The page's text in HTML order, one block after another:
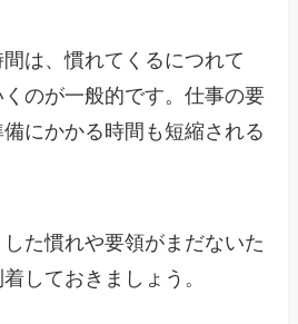
は、慣れてくるにつれて
のが一般的です。仕事の要
にかかる時間も短縮される
た慣れや要領がまだないた
しておきましょう。